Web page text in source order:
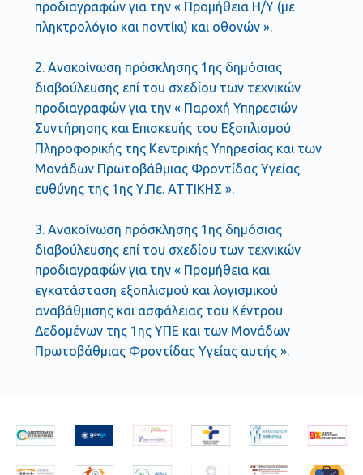
προδιαγραφών για την « Προμήθεια Η/Υ (με
πληκτρολόγιο και ποντίκι) και οθονών ».
2. Ανακοίνωση πρόσκλησης 1ης δημόσιας
διαβούλευσης επί του σχεδίου των τεχνικών
προδιαγραφών για την « Παροχή Υπηρεσιών
Συντήρησης και Επισκευής του Εξοπλισμού
Πληροφορικής της Κεντρικής Υπηρεσίας και των
Μονάδων Πρωτοβάθμιας Φροντίδας Υγείας
ευθύνης της 1ης Υ.Πε. ΑΤΤΙΚΗΣ ».
3. Ανακοίνωση πρόσκλησης 1ης δημόσιας
διαβούλευσης επί του σχεδίου των τεχνικών
προδιαγραφών για την « Προμήθεια και
εγκατάσταση εξοπλισμού και λογισμικού
αναβάθμισης και ασφάλειας του Κέντρου
Δεδομένων της 1ης ΥΠΕ και των Μονάδων
Πρωτοβάθμιας Φροντίδας Υγείας αυτής ».